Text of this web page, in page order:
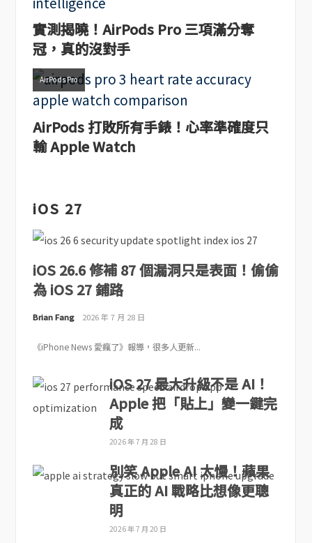
實測揭曉！AirPods Pro 三項滿分奪
冠，真的沒對手
AirPods Pro
AirPods 打敗所有手錶！心率準確度只
輸 Apple Watch
iOS 27
iOS 26.6 修補 87 個漏洞只是表面！偷偷
為 iOS 27 鋪路
Brian Fang 2026 年 7 月 28 日
《iPhone News 愛瘋了》報導，很多人更新...
iOS 27 最大升級不是 AI！
Apple 把「貼上」變一鍵完
成
2026 年 7 月 28 日
別笑 Apple AI 太慢！蘋果
真正的 AI 戰略比想像更聰
明
2026 年 7 月 20 日